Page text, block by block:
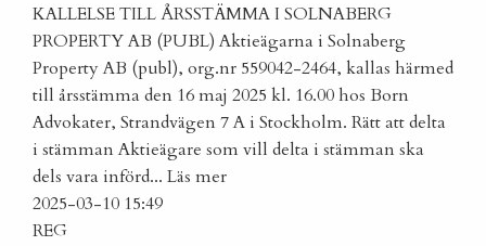
KALLELSE TILL ÅRSSTÄMMA I SOLNABERG
PROPERTY AB (PUBL) Aktieägarna i Solnaberg
Property AB (publ), org.nr 559042-2464, kallas härmed
till årsstämma den 16 maj 2025 kl. 16.00 hos Born
Advokater, Strandvägen 7 A i Stockholm. Rätt att delta
i stämman Aktieägare som vill delta i stämman ska
dels vara införd... Läs mer
2025-03-10 15:49
REG